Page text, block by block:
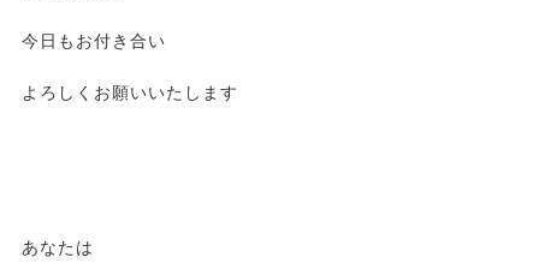
今日もお付き合い
よろしくお願いいたします
あなたは